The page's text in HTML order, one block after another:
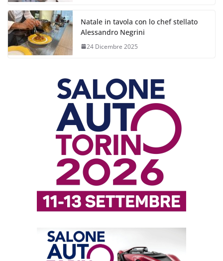
Natale in tavola con lo chef stellato
Alessandro Negrini
24 Dicembre 2025